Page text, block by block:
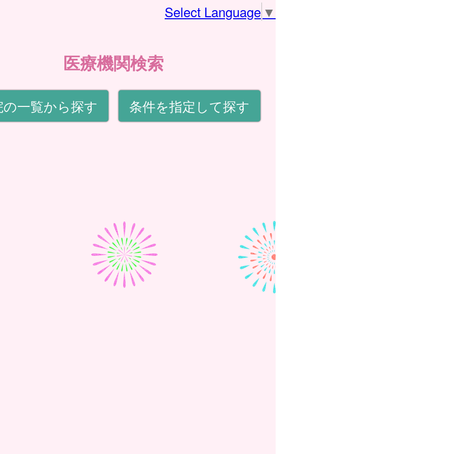
Select Language ▼
医療機関検索
一覧から探す 条件を指定して探す